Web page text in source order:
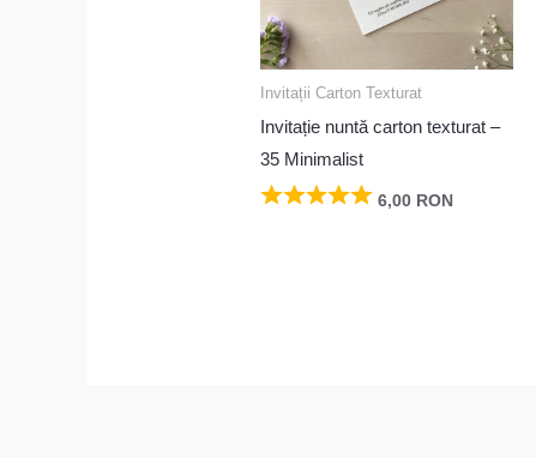
Invitații Carton Texturat
Invitație nuntă carton texturat –
35 Minimalist
6,00 RON